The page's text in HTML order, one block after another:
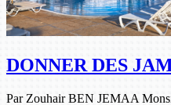
DONNER DES
Par Zouhair BEN JEMAA